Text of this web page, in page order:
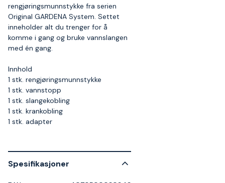
rengjøringsmunnstykke fra serien
Original GARDENA System. Settet
inneholder alt du trenger for å
komme i gang og bruke vannslangen
med én gang.
Innhold
1 stk. rengjøringsmunnstykke
1 stk. vannstopp
1 stk. slangekobling
1 stk. krankobling
1 stk. adapter
Spesifikasjoner